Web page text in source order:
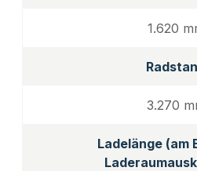
1.620
3.270
Ladelänge (am